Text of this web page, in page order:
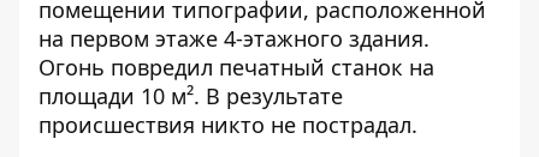
помещении типографии, расположенной
на первом этаже 4-этажного здания.
Огонь повредил печатный станок на
площади 10 м². В результате
происшествия никто не пострадал.